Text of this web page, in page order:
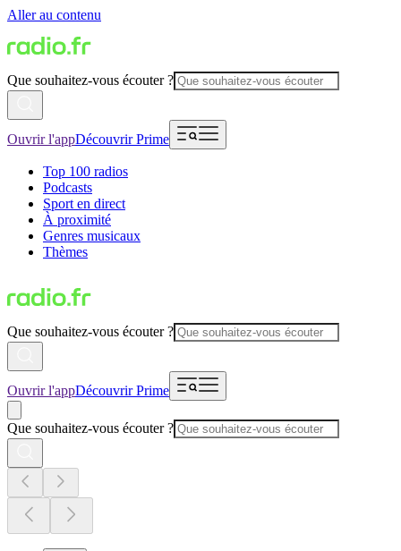
Aller au contenu
Que souhaitez-vous écouter ?
Ouvrir l'appDécouvrir Prime
Top 100 radios
Podcasts
Sport en direct
À proximité
Genres musicaux
Thèmes
Que souhaitez-vous écouter ?
Ouvrir l'appDécouvrir Prime
Que souhaitez-vous écouter ?